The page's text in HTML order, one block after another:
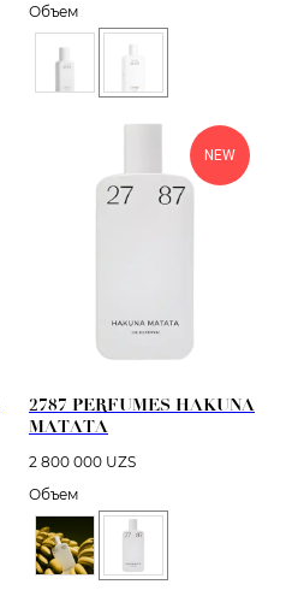
Объем
NEW
2787 PERFUMES HAKUNA
MATATA
2 800 000 UZS
Объем